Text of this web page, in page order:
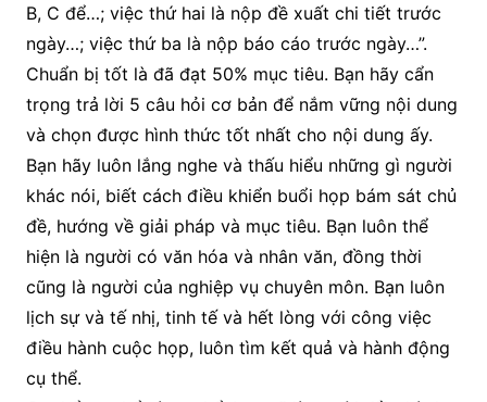
B, C để…; việc thứ hai là nộp đề xuất chi tiết trước
ngày…; việc thứ ba là nộp báo cáo trước ngày…”.
Chuẩn bị tốt là đã đạt 50% mục tiêu. Bạn hãy cẩn
trọng trả lời 5 câu hỏi cơ bản để nắm vững nội dung
và chọn được hình thức tốt nhất cho nội dung ấy.
Bạn hãy luôn lắng nghe và thấu hiểu những gì người
khác nói, biết cách điều khiển buổi họp bám sát chủ
đề, hướng về giải pháp và mục tiêu. Bạn luôn thể
hiện là người có văn hóa và nhân văn, đồng thời
cũng là người của nghiệp vụ chuyên môn. Bạn luôn
lịch sự và tế nhị, tinh tế và hết lòng với công việc
điều hành cuộc họp, luôn tìm kết quả và hành động
cụ thể.